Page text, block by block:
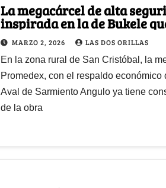
La megacárcel de alta
inspirada en la de Bukele
construye en Medellín con la
saca pecho
MARZO 2, 2026 LAS DOS ORILLAS
En la zona rural de San Cristóbal, la
Promedex, con el respaldo económico
Aval de Sarmiento Angulo ya tiene
de la obra